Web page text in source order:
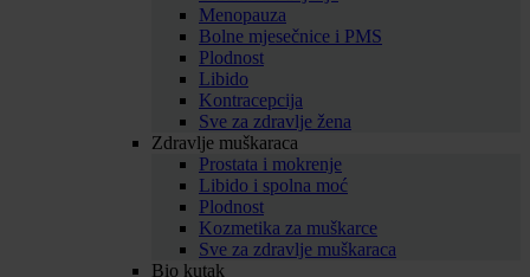
Menopauza
Bolne mjesečnice i PMS
Plodnost
Libido
Kontracepcija
Sve za zdravlje žena
Zdravlje muškaraca
Prostata i mokrenje
Libido i spolna moć
Plodnost
Kozmetika za muškarce
Sve za zdravlje muškaraca
Bio kutak